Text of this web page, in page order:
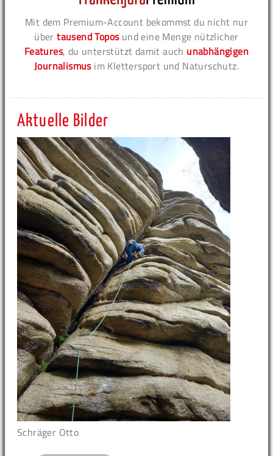
Mit dem Premium-Account bekommst du nicht nur
übertausend Toposund eine Menge nützlicher
Features, du unterstützt damit auch unabhängigen
Journalismusim Klettersport und Naturschutz.
Aktuelle Bilder
Schräger Otto